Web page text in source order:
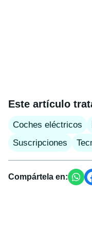
Este artículo
Coches eléctricos
Suscripciones
Compártela en: